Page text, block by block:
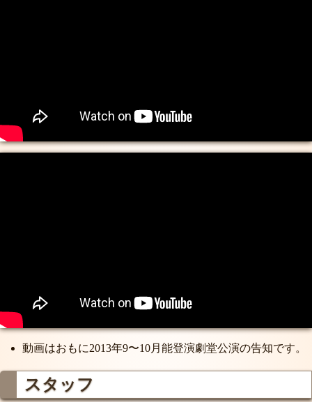
動画はおもに2013年9〜10月能登演劇堂公演の告知です。
スタッフ